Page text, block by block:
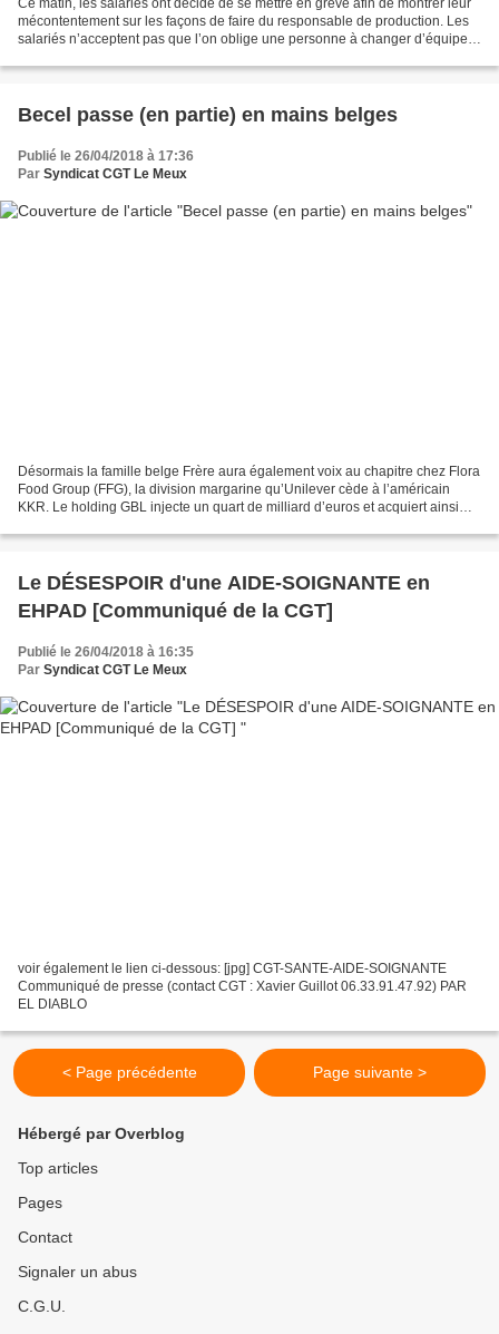
mécontentement sur les façons de faire du responsable de production. Les
salariés n’acceptent pas que l’on oblige une personne à changer d’équipe
Becel passe (en partie) en mains belges
Publié le 26/04/2018 à 17:36
Par Syndicat CGT Le Meux
Désormais la famille belge Frère aura également voix au chapitre chez Flora
Food Group (FFG), la division margarine qu’Unilever cède à l’américain
KKR. Le holding GBL injecte un quart de milliard d’euros et acquiert ainsi
Le DÉSESPOIR d'une AIDE-SOIGNANTE en
EHPAD [Communiqué de la CGT]
Publié le 26/04/2018 à 16:35
Par Syndicat CGT Le Meux
voir également le lien ci-dessous: [jpg] CGT-SANTE-AIDE-SOIGNANTE
Communiqué de presse (contact CGT : Xavier Guillot 06.33.91.47.92) PAR
EL DIABLO
< Page précédente Page suivante >
Hébergé par Overblog
Top articles
Pages
Contact
Signaler un abus
C.G.U.